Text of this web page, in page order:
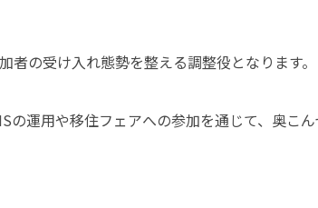
の受け入れ態勢を整える調整役となります。
の運用や移住フェアへの参加を通じて、奥こ